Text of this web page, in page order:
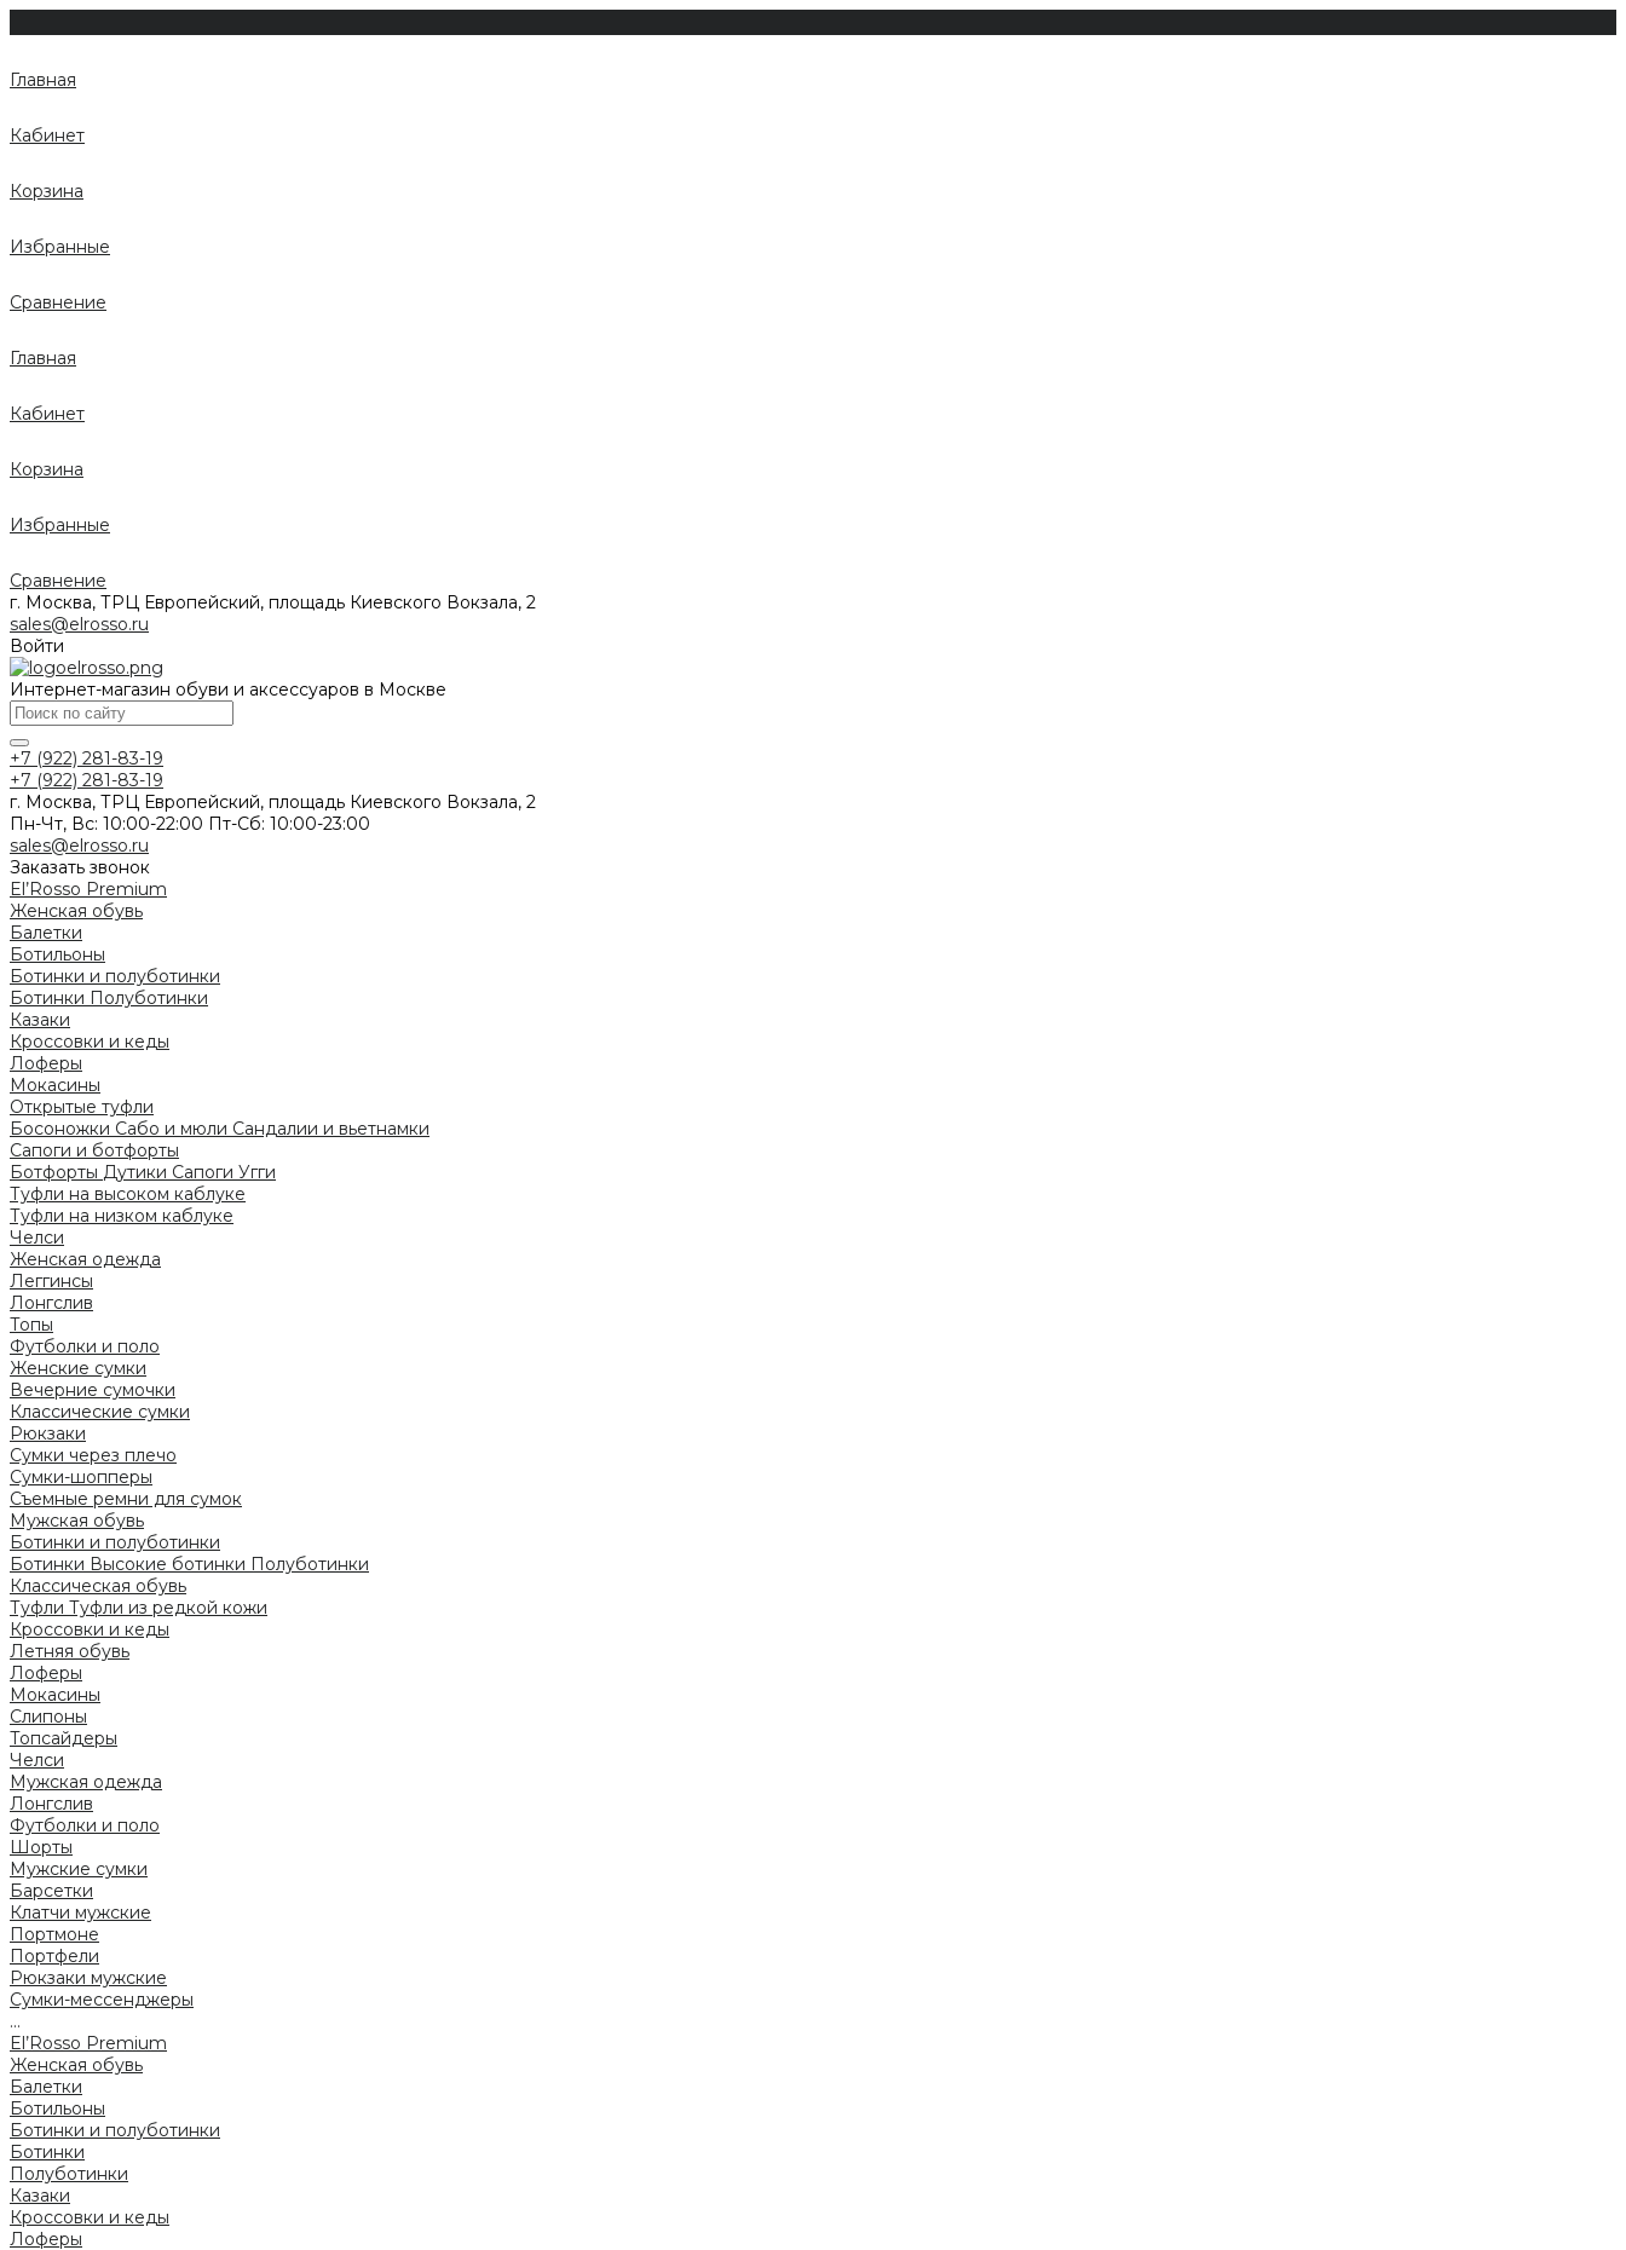
Главная
Кабинет
Корзина
Избранные
Сравнение
Главная
Кабинет
Корзина
Избранные
Сравнение
г. Москва, ТРЦ Европейский, площадь Киевского Вокзала, 2
sales@elrosso.ru
Войти
Интернет-магазин обуви и аксессуаров в Москве
+7 (922) 281-83-19
+7 (922) 281-83-19
г. Москва, ТРЦ Европейский, площадь Киевского Вокзала, 2
Пн-Чт, Вс: 10:00-22:00 Пт-Сб: 10:00-23:00
sales@elrosso.ru
Заказать звонок
El’Rosso Premium
Женская обувь
Балетки
Ботильоны
Ботинки и полуботинки
Ботинки Полуботинки
Казаки
Кроссовки и кеды
Лоферы
Мокасины
Открытые туфли
Босоножки Сабо и мюли Сандалии и вьетнамки
Сапоги и ботфорты
Ботфорты Дутики Сапоги Угги
Туфли на высоком каблуке
Туфли на низком каблуке
Челси
Женская одежда
Леггинсы
Лонгслив
Топы
Футболки и поло
Женские сумки
Вечерние сумочки
Классические сумки
Рюкзаки
Сумки через плечо
Сумки-шопперы
Съемные ремни для сумок
Мужская обувь
Ботинки и полуботинки
Ботинки Высокие ботинки Полуботинки
Классическая обувь
Туфли Туфли из редкой кожи
Кроссовки и кеды
Летняя обувь
Лоферы
Мокасины
Слипоны
Топсайдеры
Челси
Мужская одежда
Лонгслив
Футболки и поло
Шорты
Мужские сумки
Барсетки
Клатчи мужские
Портмоне
Портфели
Рюкзаки мужские
Сумки-мессенджеры
...
El’Rosso Premium
Женская обувь
Балетки
Ботильоны
Ботинки и полуботинки
Ботинки
Полуботинки
Казаки
Кроссовки и кеды
Лоферы